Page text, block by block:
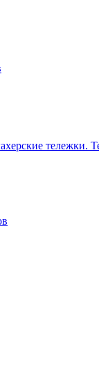
тележки.